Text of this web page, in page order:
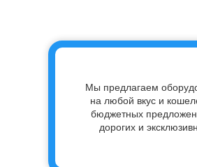
Мы предлагаем
на любой вкус и
бюджетных
дорогих и